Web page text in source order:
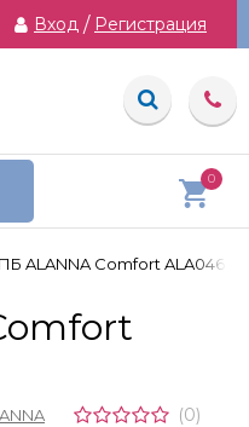
Вход / Регистрация
0
ALANNA Comfort ALA046
(0)